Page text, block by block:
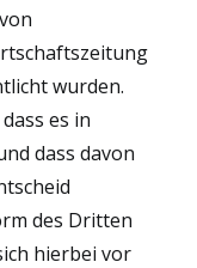
wurden.
es in
dass davon
des Dritten
hierbei vor